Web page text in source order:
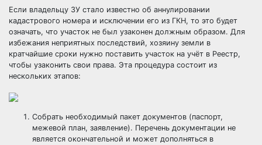
Если владельцу ЗУ стало известно об аннулировании
кадастрового номера и исключении его из ГКН, то это будет
означать, что участок не был узаконен должным образом. Для
избежания неприятных последствий, хозяину земли в
кратчайшие сроки нужно поставить участок на учёт в Реестр,
чтобы узаконить свои права. Эта процедура состоит из
нескольких этапов:
Собрать необходимый пакет документов (паспорт,
межевой план, заявление). Перечень документации не
является окончательной и может дополняться в